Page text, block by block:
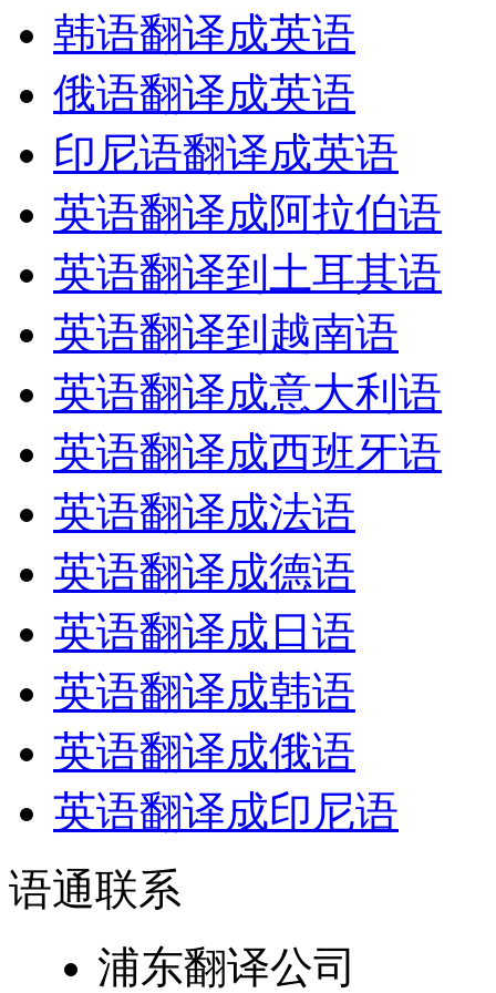
韩语翻译成英语
俄语翻译成英语
印尼语翻译成英语
英语翻译成阿拉伯语
英语翻译到土耳其语
英语翻译到越南语
英语翻译成意大利语
英语翻译成西班牙语
英语翻译成法语
英语翻译成德语
英语翻译成日语
英语翻译成韩语
英语翻译成俄语
英语翻译成印尼语
语通联系
浦东翻译公司